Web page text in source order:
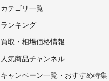
カテゴリ一覧
ランキング
買取・相場価格情報
人気商品チャンネル
キャンペーン一覧・おすすめ特集